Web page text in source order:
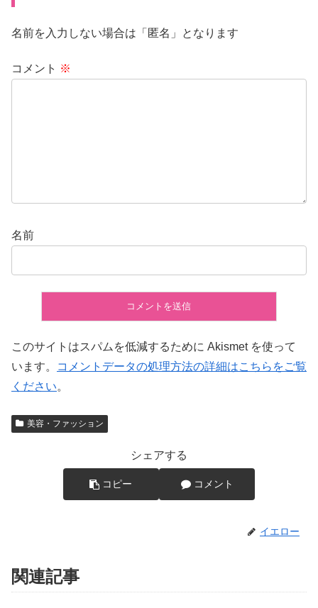
名前を入力しない場合は「匿名」となります
コメント ※
名前
このサイトはスパムを低減するために Akismet を使って
います。
コメントデータの処理方法の詳細はこちらをご覧
ください。
美容・ファッション
シェアする
コピー コメント
イエロー
関連記事